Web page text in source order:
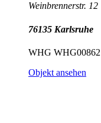
Weinbrennerstr. 12
76135 Karlsruhe
WHG WHG00862
Objekt ansehen